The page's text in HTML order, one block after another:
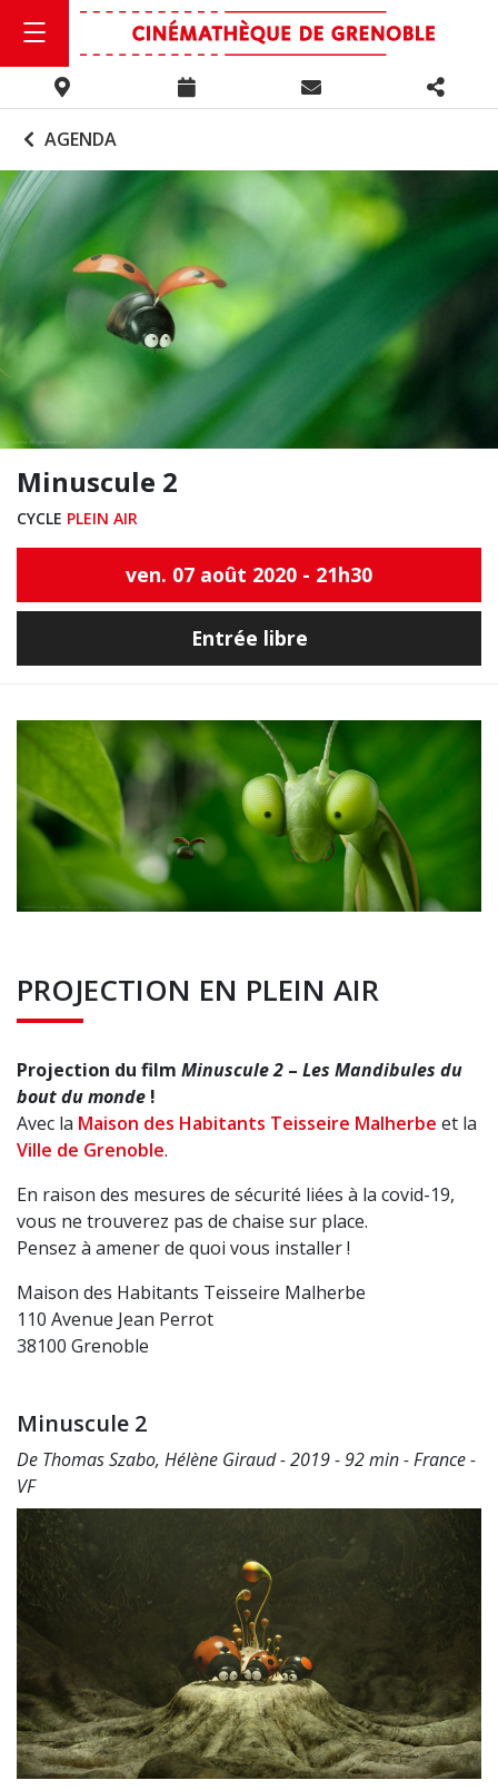
AGENDA
Minuscule 2
CYCLE PLEIN AIR
ven. 07 août 2020 - 21h30
Entrée libre
PROJECTION EN PLEIN AIR
Projection du film Minuscule 2 – Les Mandibules du
bout du monde !
Avec la Maison des Habitants Teisseire Malherbe et la
Ville de Grenoble.
En raison des mesures de sécurité liées à la covid-19,
vous ne trouverez pas de chaise sur place.
Pensez à amener de quoi vous installer !
Maison des Habitants Teisseire Malherbe
110 Avenue Jean Perrot
38100 Grenoble
Minuscule 2
De Thomas Szabo, Hélène Giraud - 2019 - 92 min - France -
VF